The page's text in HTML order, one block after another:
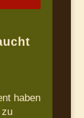
haben